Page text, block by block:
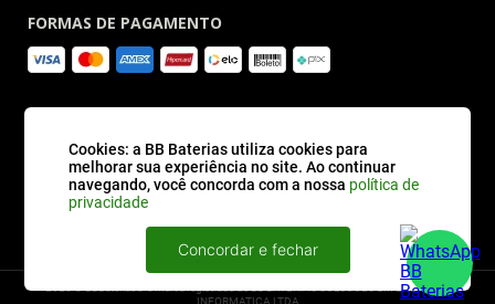
Cookies: a BB Baterias utiliza cookies para
melhorar sua experiência no site. Ao continuar
navegando, você concorda com a nossa política de
privacidade
Concordar e fechar
FORMAS DE PAGAMENTO
SITE SEGURO
2026 © BBBaterias® é marca registrada de BB BATERIAS SOLUCOES EM ENERGIA E
INFORMATICA LTDA